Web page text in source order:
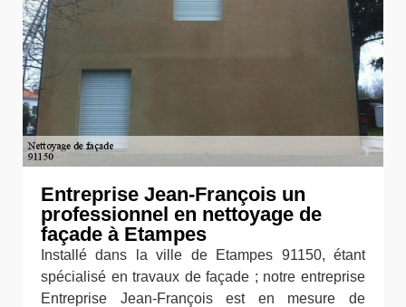
Entreprise Jean-François un
professionnel en nettoyage de
façade à Etampes
Installé dans la ville de Etampes 91150, étant
spécialisé en travaux de façade ; notre entreprise
Entreprise Jean-François est en mesure de